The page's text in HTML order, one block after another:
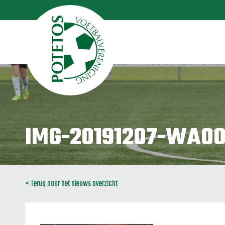
IMG-20191207-
< Terug naar het nieuws overzicht